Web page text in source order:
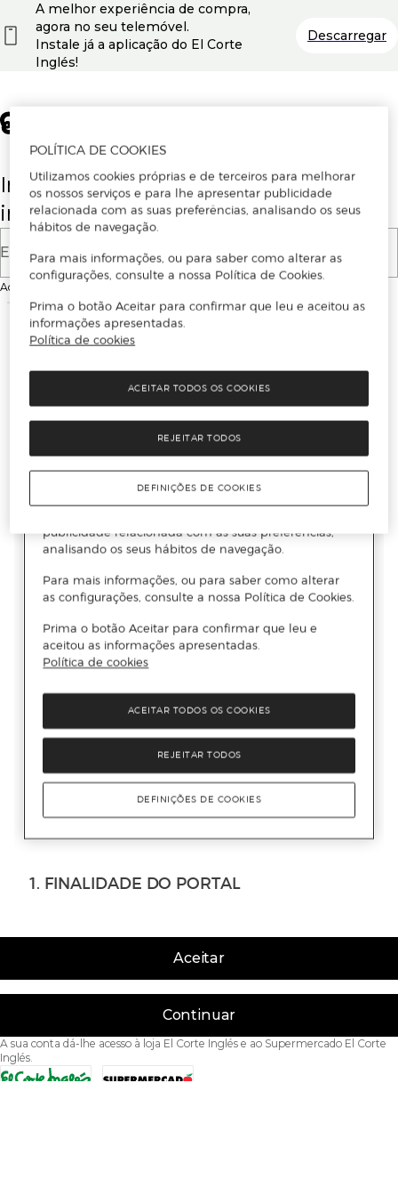
Insira o seu email para se registar ou
iniciar sessão.
E-mail
Ao continuar, aceitas as
Aceitar
Continuar
A sua conta dá-lhe acesso à loja El Corte Inglés e ao Supermercado El Corte
Inglés.
A melhor experiência de compra,
agora no seu telemóvel.
Instale já a aplicação do El Corte
Inglés!
Descarregar
POLÍTICA DE COOKIES
Utilizamos cookies próprias e de terceiros para melhorar
os nossos serviços e para lhe apresentar publicidade
relacionada com as suas preferências, analisando os seus
hábitos de navegação.
Para mais informações, ou para saber como alterar as
configurações, consulte a nossa Política de Cookies.
Prima o botão Aceitar para confirmar que leu e aceitou as
informações apresentadas.
Política de cookies
REJEITAR TODOS
ACEITAR TODOS OS COOKIES
DEFINIÇÕES DE COOKIES